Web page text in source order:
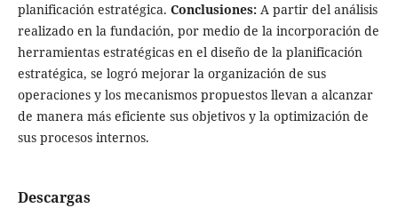
planificación estratégica. Conclusiones: A partir del análisis
realizado en la fundación, por medio de la incorporación de
herramientas estratégicas en el diseño de la planificación
estratégica, se logró mejorar la organización de sus
operaciones y los mecanismos propuestos llevan a alcanzar
de manera más eficiente sus objetivos y la optimización de
sus procesos internos.
Descargas